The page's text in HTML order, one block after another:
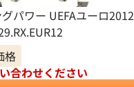
パワー UEFAユーロ2012
格
合わせください